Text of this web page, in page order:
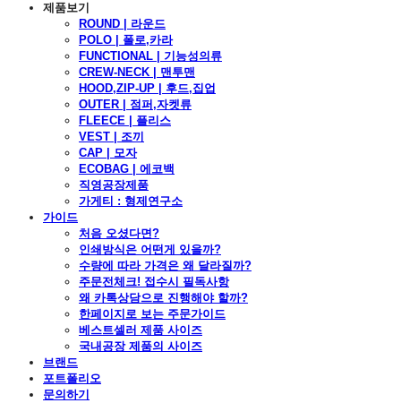
제품보기
ROUND | 라운드
POLO | 폴로,카라
FUNCTIONAL | 기능성의류
CREW-NECK | 맨투맨
HOOD,ZIP-UP | 후드,집업
OUTER | 점퍼,자켓류
FLEECE | 플리스
VEST | 조끼
CAP | 모자
ECOBAG | 에코백
직영공장제품
가게티 : 형제연구소
가이드
처음 오셨다면?
인쇄방식은 어떤게 있을까?
수량에 따라 가격은 왜 달라질까?
주문전체크! 접수시 필독사항
왜 카톡상담으로 진행해야 할까?
한페이지로 보는 주문가이드
베스트셀러 제품 사이즈
국내공장 제품의 사이즈
브랜드
포트폴리오
문의하기